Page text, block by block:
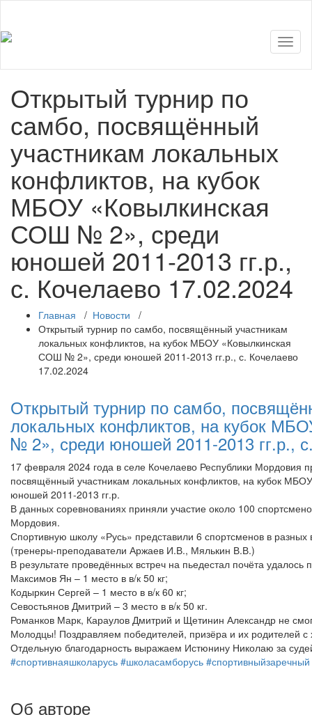
Открытый турнир по
самбо, посвящённый
участникам локальных
конфликтов, на кубок
МБОУ «Ковылкинская
СОШ № 2», среди
юношей 2011-2013 гг.р.,
с. Кочелаево 17.02.2024
Главная / Новости /
Открытый турнир по самбо, посвящённый участникам
локальных конфликтов, на кубок МБОУ «Ковылкинская
СОШ № 2», среди юношей 2011-2013 гг.р., с. Кочелаево
17.02.2024
Открытый турнир по самбо,
локальных конфликтов, на кубок
№ 2», среди юношей 2011-2013 гг.р.,
17 февраля 2024 года в селе Кочелаево Республики Мордовия
посвящённый участникам локальных конфликтов, на кубок
юношей 2011-2013 гг.р.
В данных соревнованиях приняли участие около 100
Мордовия.
Спортивную школу «Русь» представили 6 спортсменов в разных
(тренеры-преподаватели Аржаев И.В., Мялькин В.В.)
В результате проведённых встреч на пьедестал почёта удалось
Максимов Ян – 1 место в в/к 50 кг;
Кодыркин Сергей – 1 место в в/к 60 кг;
Севостьянов Дмитрий – 3 место в в/к 50 кг.
Романков Марк, Караулов Дмитрий и Щетинин Александр не
Молодцы! Поздравляем победителей, призёра и их родителей с
Отдельную благодарность выражаем Истюнину Николаю за
#спортивнаяшколарусь #школасамборусь #спортивныйзаречный
Об авторе